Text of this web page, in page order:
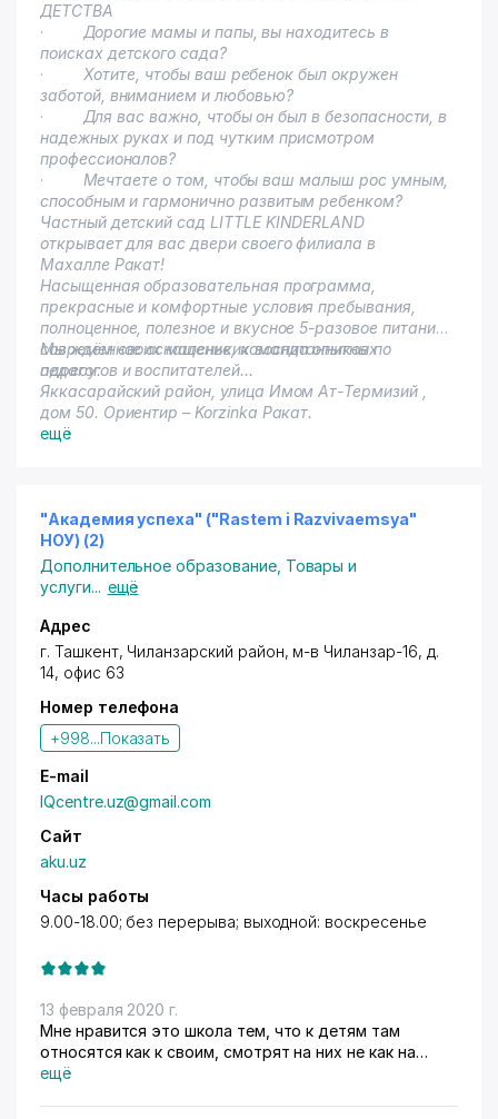
ДЕТСТВА
· Дорогие мамы и папы, вы находитесь в
поисках детского сада?
· Хотите, чтобы ваш ребенок был окружен
заботой, вниманием и любовью?
· Для вас важно, чтобы он был в безопасности, в
надежных руках и под чутким присмотром
профессионалов?
· Мечтаете о том, чтобы ваш малыш рос умным,
способным и гармонично развитым ребенком?
Частный детский сад LITTLE KINDERLAND
открывает для вас двери своего филиала в
Махалле Ракат!
Насыщенная образовательная программа,
прекрасные и комфортные условия пребывания,
полноценное, полезное и вкусное 5-разовое питание,
современное оснащение, команда опытных
педагогов и воспитателей…
Мы ждём своих маленьких воспитанников по
адресу:
Яккасарайский район, улица Имом Ат-Термизий ,
дом 50. Ориентир – Korzinka Ракат.
ещё
"Академия успеха" ("Rastem i Razvivaemsya"
НОУ) (2)
Дополнительное образование, Товары и
услуги... ещё
Адрес
г. Ташкент, Чиланзарский район, м-в Чиланзар-16, д.
14, офис 63
Номер телефона
+998...Показать
E-mail
IQcentre.uz@gmail.com
Сайт
aku.uz
Часы работы
9.00-18.00; без перерыва; выходной: воскресенье
13 февраля 2020 г.
Мне нравится это школа тем, что к детям там
относятся как к своим, смотрят на них не как на
источник прибыли, а как на личность и
ещё